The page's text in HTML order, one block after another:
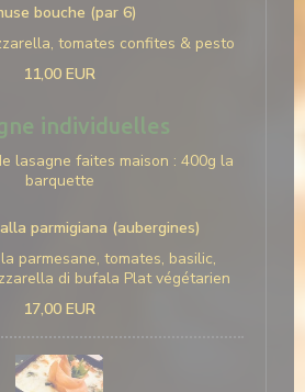
bouche (par 6)
tomates confites & pesto
11,00 EUR
individuelles
lasagne faites maison : 400g la
barquette
parmigiana (aubergines)
parmesane, tomates, basilic,
di bufala Plat végétarien
17,00 EUR